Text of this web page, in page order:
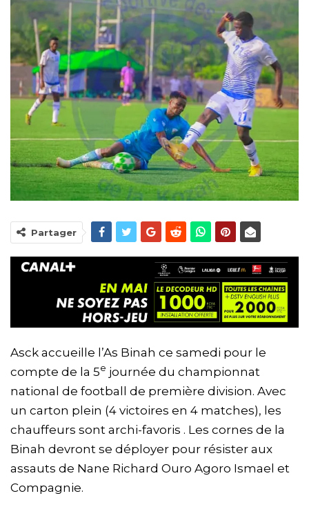
Partager
Asck accueille l’As Binah ce samedi pour le
compte de la 5e journée du championnat
national de football de première division. Avec
un carton plein (4 victoires en 4 matches), les
chauffeurs sont archi-favoris . Les cornes de la
Binah devront se déployer pour résister aux
assauts de Nane Richard Ouro Agoro Ismael et
Compagnie.